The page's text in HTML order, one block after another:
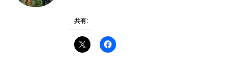
共有: